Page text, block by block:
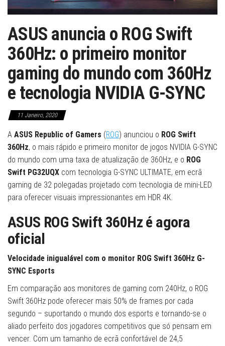
ASUS anuncia o ROG Swift
360Hz: o primeiro monitor
gaming do mundo com 360Hz
e tecnologia NVIDIA G-SYNC
11 Janeiro, 2020
A ASUS Republic of Gamers (ROG) anunciou o ROG Swift
360Hz, o mais rápido e primeiro monitor de jogos NVIDIA G-SYNC
do mundo com uma taxa de atualização de 360Hz, e o ROG
Swift PG32UQX com tecnologia G-SYNC ULTIMATE, em ecrã
gaming de 32 polegadas projetado com tecnologia de mini-LED
para oferecer visuais impressionantes em HDR 4K.
ASUS ROG Swift 360Hz é agora
oficial
Velocidade inigualável com o monitor ROG Swift 360Hz G-
SYNC Esports
Em comparação aos monitores de gaming com 240Hz, o ROG
Swift 360Hz pode oferecer mais 50% de frames por cada
segundo – suportando o mundo dos esports e tornando-se o
aliado perfeito dos jogadores competitivos que só pensam em
vencer. Com um tamanho de ecrã confortável de 24,5